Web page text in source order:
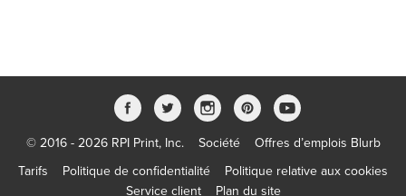
© 2016 - 2026 RPI Print, Inc. Société
Offres d’emplois Blurb
Tarifs
Politique de confidentialité
Politique relative aux cookies
Service client
Plan du site